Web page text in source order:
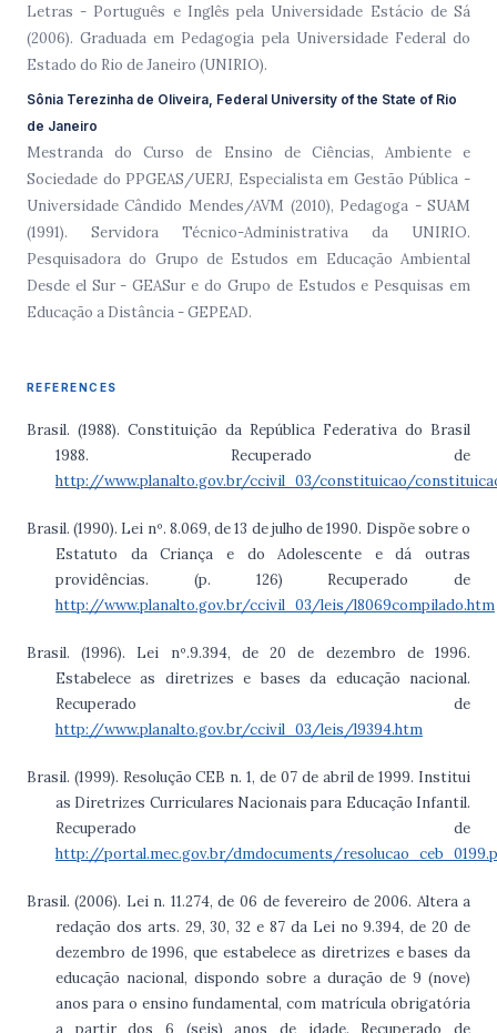
Letras - Português e Inglês pela Universidade Estácio de Sá
(2006). Graduada em Pedagogia pela Universidade Federal do
Estado do Rio de Janeiro (UNIRIO).
Sônia Terezinha de Oliveira, Federal University of the State of Rio
de Janeiro
Mestranda do Curso de Ensino de Ciências, Ambiente e
Sociedade do PPGEAS/UERJ, Especialista em Gestão Pública -
Universidade Cândido Mendes/AVM (2010), Pedagoga - SUAM
(1991). Servidora Técnico-Administrativa da UNIRIO.
Pesquisadora do Grupo de Estudos em Educação Ambiental
Desde el Sur - GEASur e do Grupo de Estudos e Pesquisas em
Educação a Distância - GEPEAD.
REFERENCES
Brasil. (1988). Constituição da República Federativa do Brasil
1988. Recuperado de
http://www.planalto.gov.br/ccivil_03/constituicao/
Brasil. (1990). Lei nº. 8.069, de 13 de julho de 1990. Dispõe sobre o
Estatuto da Criança e do Adolescente e dá outras
providências. (p. 126) Recuperado de
http://www.planalto.gov.br/ccivil_03/leis/l8069compilado.htm
Brasil. (1996). Lei nº.9.394, de 20 de dezembro de 1996.
Estabelece as diretrizes e bases da educação nacional.
Recuperado de
http://www.planalto.gov.br/ccivil_03/leis/l9394.htm
Brasil. (1999). Resolução CEB n. 1, de 07 de abril de 1999. Institui
as Diretrizes Curriculares Nacionais para Educação Infantil.
Recuperado de
http://portal.mec.gov.br/dmdocuments/
Brasil. (2006). Lei n. 11.274, de 06 de fevereiro de 2006. Altera a
redação dos arts. 29, 30, 32 e 87 da Lei no 9.394, de 20 de
dezembro de 1996, que estabelece as diretrizes e bases da
educação nacional, dispondo sobre a duração de 9 (nove)
anos para o ensino fundamental, com matrícula obrigatória
a partir dos 6 (seis) anos de idade. Recuperado de